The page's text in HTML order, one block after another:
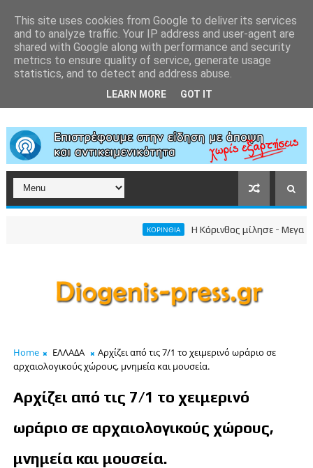
ΚΟΡΙΝΘΙΑ Η Κόρινθος μίλησε -
Home ΕΛΛΑΔΑ
Αρχίζει από τις 7/1 το χειμερινό ωράριο σε
αρχαιολογικούς χώρους, μνημεία και μουσεία.
Αρχίζει από τις 7/1 το χειμερινό
ωράριο σε αρχαιολογικούς χώρους,
μνημεία και μουσεία.
This site uses cookies from Google to deliver its services
and to analyze traffic. Your IP address and user-agent are
shared with Google along with performance and security
metrics to ensure quality of service, generate usage
statistics, and to detect and address abuse.
LEARN MORE GOT IT